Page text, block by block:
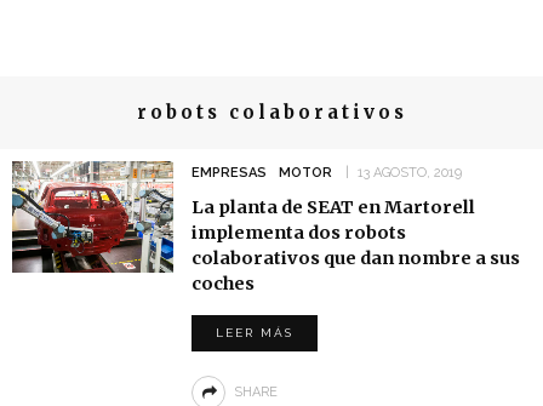
robots colaborativos
EMPRESAS MOTOR 13 AGOSTO, 2019
La planta de SEAT en Martorell
implementa dos robots
colaborativos que dan nombre a sus
coches
LEER MÁS
SHARE